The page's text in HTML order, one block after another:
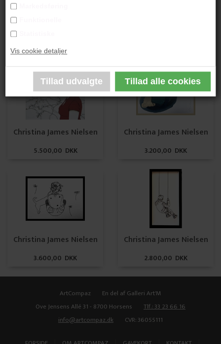
Vis cookie detaljer
PRODUKTINFORMATION
Andre værker af kunstneren:
Christina James Nielsen
5.500,00 DKK
Christina James Nielsen
3.200,00 DKK
Christina James Nielsen
3.600,00 DKK
Christina James Nielsen
2.800,00 DKK
ArtCompaz
En del af Galleri Art'M
Ove Jensens Allé 31 - 8700 Horsens
Tlf.: 33 23 66 16
info@artcompaz.dk
CVR: 36055111